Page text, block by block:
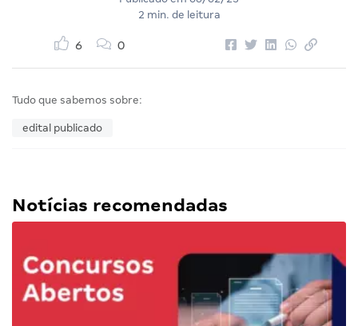
2 min. de leitura
6 0
Tudo que sabemos sobre:
edital publicado
Notícias recomendadas